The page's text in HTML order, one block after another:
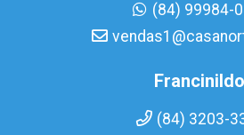
(84) 99984-
Francinildo
(84) 3203-